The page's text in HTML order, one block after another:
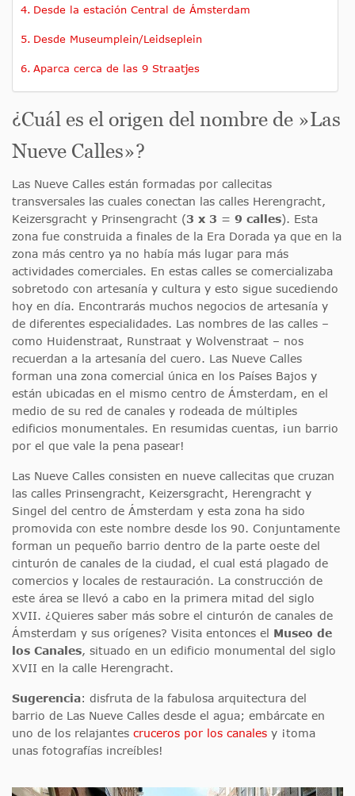
Desde la estación Central de Ámsterdam
Desde Museumplein/Leidseplein
Aparca cerca de las 9 Straatjes
¿Cuál es el origen del nombre de »Las
Nueve Calles»?
Las Nueve Calles están formadas por callecitas
transversales las cuales conectan las calles Herengracht,
Keizersgracht y Prinsengracht (3 x 3 = 9 calles). Esta
zona fue construida a finales de la Era Dorada ya que en la
zona más centro ya no había más lugar para más
actividades comerciales. En estas calles se comercializaba
sobretodo con artesanía y cultura y esto sigue sucediendo
hoy en día. Encontrarás muchos negocios de artesanía y
de diferentes especialidades. Las nombres de las calles –
como Huidenstraat, Runstraat y Wolvenstraat – nos
recuerdan a la artesanía del cuero. Las Nueve Calles
forman una zona comercial única en los Países Bajos y
están ubicadas en el mismo centro de Ámsterdam, en el
medio de su red de canales y rodeada de múltiples
edificios monumentales. En resumidas cuentas, ¡un barrio
por el que vale la pena pasear!
Las Nueve Calles consisten en nueve callecitas que cruzan
las calles Prinsengracht, Keizersgracht, Herengracht y
Singel del centro de Ámsterdam y esta zona ha sido
promovida con este nombre desde los 90. Conjuntamente
forman un pequeño barrio dentro de la parte oeste del
cinturón de canales de la ciudad, el cual está plagado de
comercios y locales de restauración. La construcción de
este área se llevó a cabo en la primera mitad del siglo
XVII. ¿Quieres saber más sobre el cinturón de canales de
Ámsterdam y sus orígenes? Visita entonces el Museo de
los Canales, situado en un edificio monumental del siglo
XVII en la calle Herengracht.
Sugerencia: disfruta de la fabulosa arquitectura del
barrio de Las Nueve Calles desde el agua; embárcate en
uno de los relajantes cruceros por los canales y ¡toma
unas fotografías increíbles!